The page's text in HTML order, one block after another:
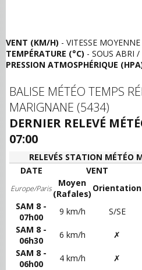
VENT (KM/H) - VITESSE
TEMPÉRATURE (°C) - SOUS ABRI /
PRESSION ATMOSPHÉRIQUE
BALISE MÉTÉO TEMPS
MARIGNANE (5434)
DERNIER RELEVÉ
07:00
RELEVÉS STATION MÉTÉO
DATE
VENT
Europe/Paris
Moyen
(Rafales)
Orientation
SAM 8 -
07h00
9 km/h S/SE
SAM 8 -
06h30
6 km/h ✗
SAM 8 -
06h00
4 km/h ✗